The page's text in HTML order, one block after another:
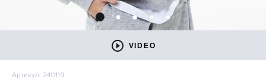
VIDEO
Артикул: 240119